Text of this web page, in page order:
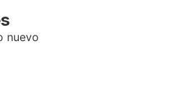
nuevo